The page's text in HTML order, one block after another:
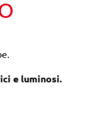
e luminosi.